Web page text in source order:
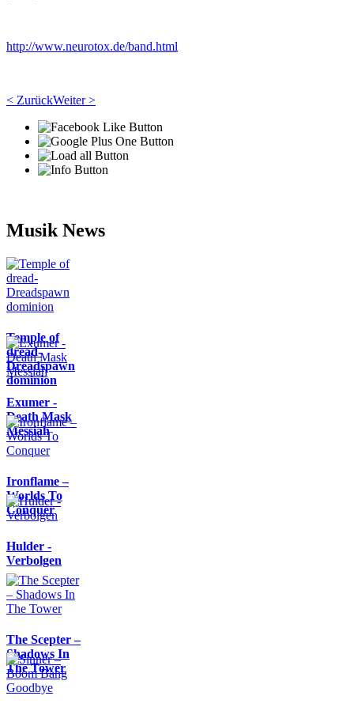
http://www.neurotox.de/band.html
< ZurückWeiter >
Musik News
Temple of
dread-
Dreadspawn
dominion
Exumer -
Death Mask
Messiah
Ironflame –
Worlds To
Conquer
Hulder -
Verbolgen
The Scepter –
Shadows In
The Tower